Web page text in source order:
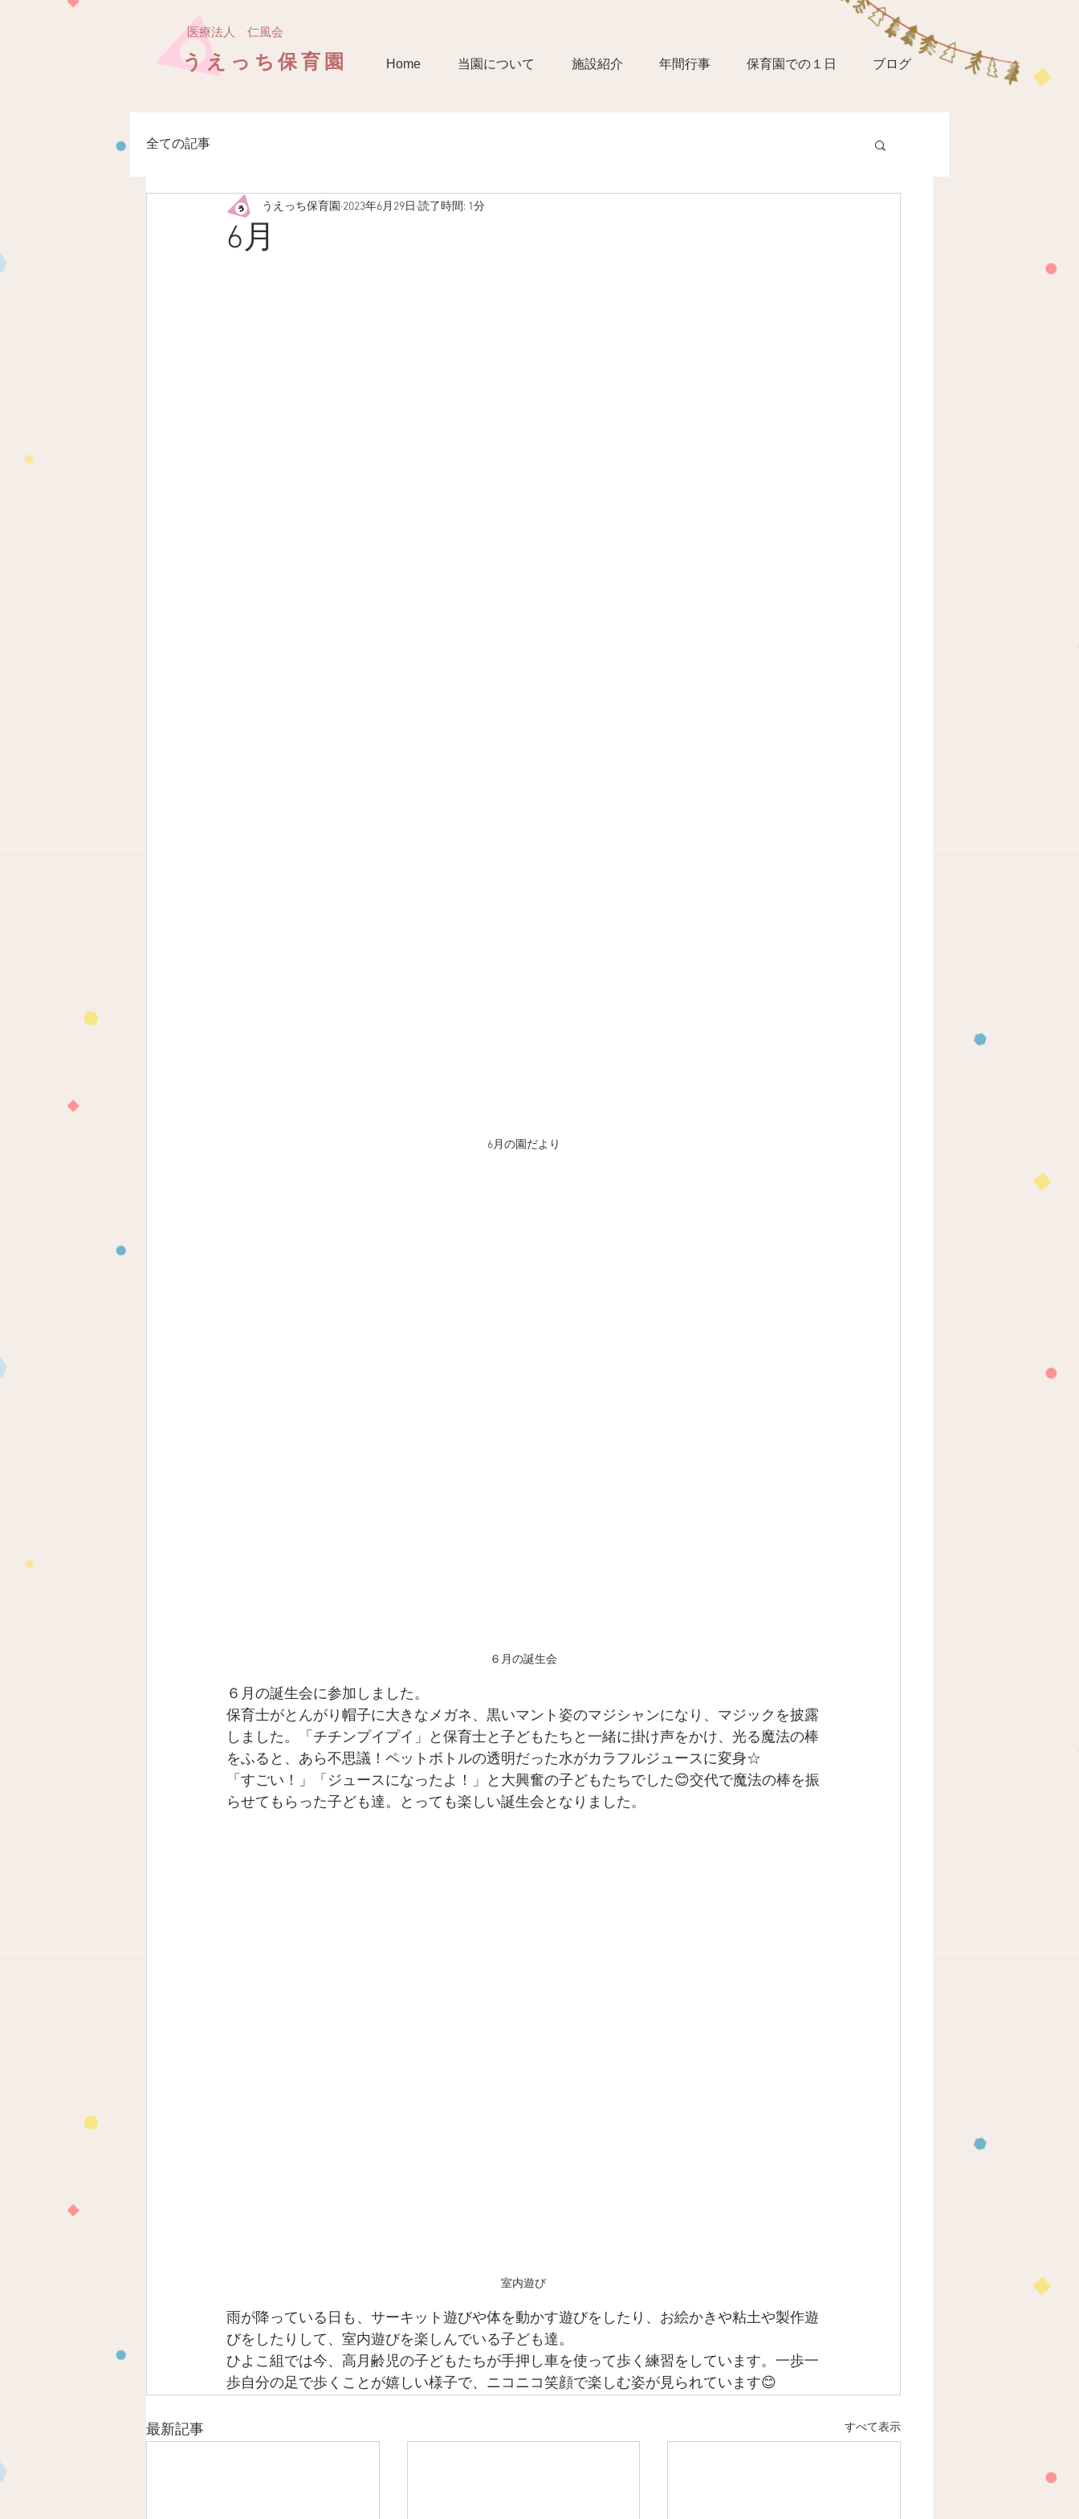
うえっち保育園
医療法人 仁風会
Home 当園について 施設紹介 年間行事 保育園での１日 ブログ
全ての記事
6月
うえっち保育園 2023年6月29日 読了時間: 1分
6月の園だより
６月の誕生会
６月の誕生会に参加しました。
保育士がとんがり帽子に大きなメガネ、黒いマント姿のマジシャンになり、マジックを披露
しました。「チチンプイプイ」と保育士と子どもたちと一緒に掛け声をかけ、光る魔法の棒
をふると、あら不思議！ペットボトルの透明だった水がカラフルジュースに変身☆
「すごい！」「ジュースになったよ！」と大興奮の子どもたちでした😊交代で魔法の棒を振
らせてもらった子ども達。とっても楽しい誕生会となりました。
室内遊び
雨が降っている日も、サーキット遊びや体を動かす遊びをしたり、お絵かきや粘土や製作遊
びをしたりして、室内遊びを楽しんでいる子ども達。
ひよこ組では今、高月齢児の子どもたちが手押し車を使って歩く練習をしています。一歩一
歩自分の足で歩くことが嬉しい様子で、ニコニコ笑顔で楽しむ姿が見られています😊
最新記事 すべて表示